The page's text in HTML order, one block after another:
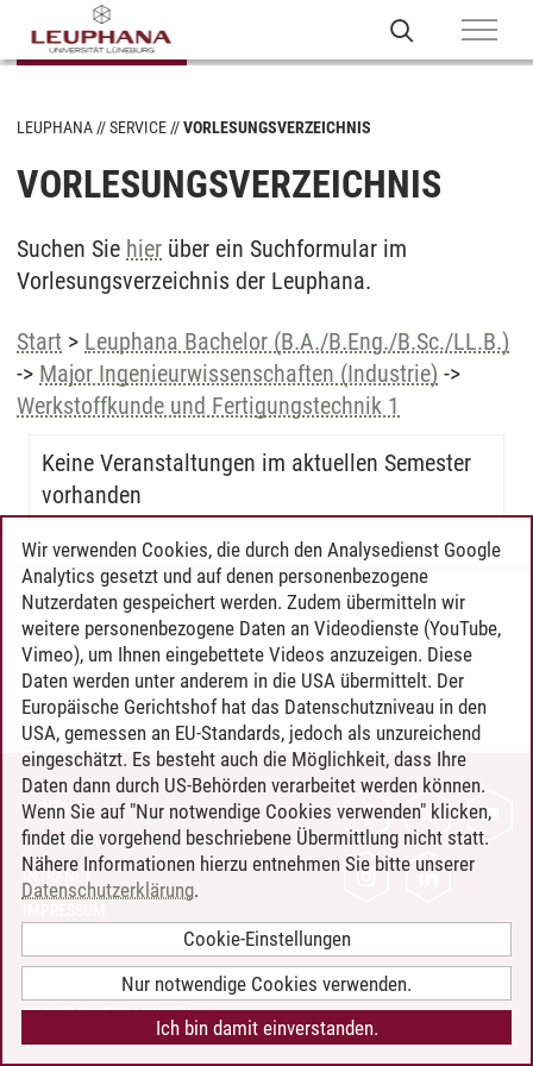
LEUPHANA SERVICE VORLESUNGSVERZEICHNIS
VORLESUNGSVERZEICHNIS
Suchen Sie hier über ein Suchformular im
Vorlesungsverzeichnis der Leuphana.
Start > Leuphana Bachelor (B.A./B.Eng./B.Sc./LL.B.)
-> Major Ingenieurwissenschaften (Industrie) ->
Werkstoffkunde und Fertigungstechnik 1
Keine Veranstaltungen im aktuellen Semester
vorhanden
Timo Leder/30.06.2024
KONTAKT
LEUPHANA ALS ARBEITGEBER
INTRANET
BARRIEREFREIHEIT
COOKIE-EINSTELLUNGEN
Wir verwenden Cookies, die durch den Analysedienst Google
Analytics gesetzt und auf denen personenbezogene
Nutzerdaten gespeichert werden. Zudem übermitteln wir
weitere personenbezogene Daten an Videodienste (YouTube,
Vimeo), um Ihnen eingebettete Videos anzuzeigen. Diese
Daten werden unter anderem in die USA übermittelt. Der
Europäische Gerichtshof hat das Datenschutzniveau in den
USA, gemessen an EU-Standards, jedoch als unzureichend
eingeschätzt. Es besteht auch die Möglichkeit, dass Ihre
Daten dann durch US-Behörden verarbeitet werden können.
Wenn Sie auf "Nur notwendige Cookies verwenden" klicken,
findet die vorgehend beschriebene Übermittlung nicht statt.
Nähere Informationen hierzu entnehmen Sie bitte unserer
Datenschutzerklärung.
Cookie-Einstellungen
Nur notwendige Cookies verwenden.
Ich bin damit einverstanden.